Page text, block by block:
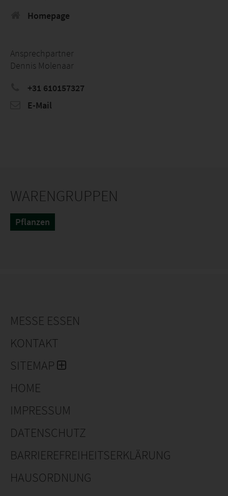
Homepage
Ansprechpartner
Dennis Molenaar
+31 610157327
E-Mail
WARENGRUPPEN
Pflanzen
MESSE ESSEN
KONTAKT
SITEMAP
HOME
IMPRESSUM
DATENSCHUTZ
BARRIEREFREIHEITSERKLÄRUNG
HAUSORDNUNG